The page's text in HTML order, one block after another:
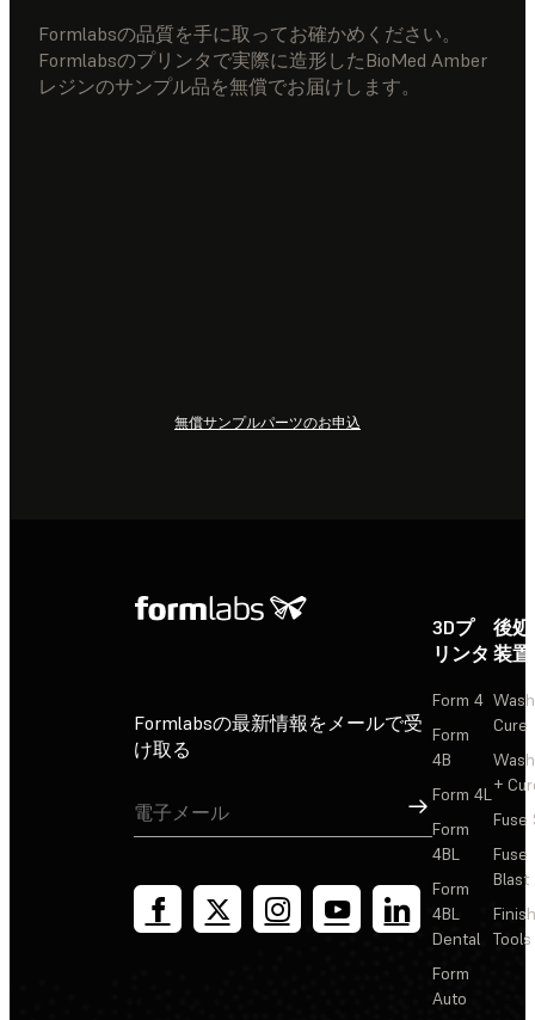
Formlabsの品質を手に取ってお確かめください。
Formlabsのプリンタで実際に造形したBioMed Amber
レジンのサンプル品を無償でお届けします。
無償サンプルパーツのお申込
Formlabsの最新情報をメールで受
け取る
サインアップ
3Dプ
リンタ
Form 4
Form
4B
Form 4L
Form
4BL
Form
4BL
Dental
Form
Auto
後
装置
Cure
+
Fuse
Fuse
Blast
Tools